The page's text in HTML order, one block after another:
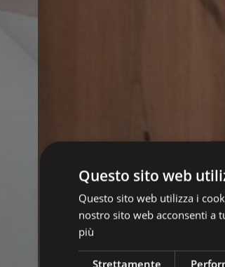
Questo sito web
Questo sito web utilizza i
nostro sito web acconsenti a
più
Strettamente